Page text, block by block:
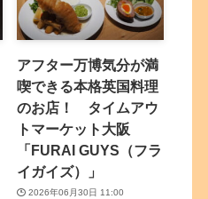
アフター万博気分が満
喫できる本格英国料理
のお店！ タイムアウ
トマーケット大阪
「FURAI GUYS（フラ
イガイズ）」
2026年06月30日 11:00